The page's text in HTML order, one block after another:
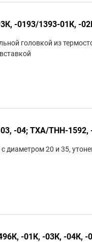
-0193/1393-01К, -
головкой из
-04; ТХА/ТНН-1592,
20 и 35,
-01К, -03К, -04К, -